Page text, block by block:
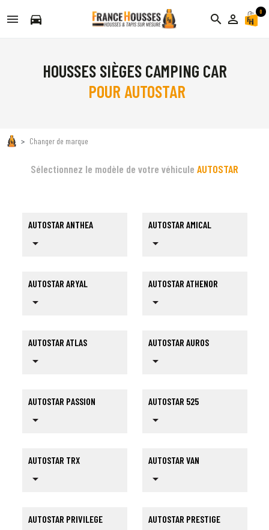
directions_car search person_outline
0
HOUSSES SIÈGES CAMPING CAR
POUR AUTOSTAR
Changer de marque
Sélectionnez le modèle de votre véhicule AUTOSTAR
AUTOSTAR ANTHEA
arrow_drop_down
AUTOSTAR AMICAL
arrow_drop_down
AUTOSTAR ARYAL
arrow_drop_down
AUTOSTAR ATHENOR
arrow_drop_down
AUTOSTAR ATLAS
arrow_drop_down
AUTOSTAR AUROS
arrow_drop_down
AUTOSTAR PASSION
arrow_drop_down
AUTOSTAR 525
arrow_drop_down
AUTOSTAR TRX
arrow_drop_down
AUTOSTAR VAN
arrow_drop_down
AUTOSTAR PRIVILEGE AUTOSTAR PRESTIGE